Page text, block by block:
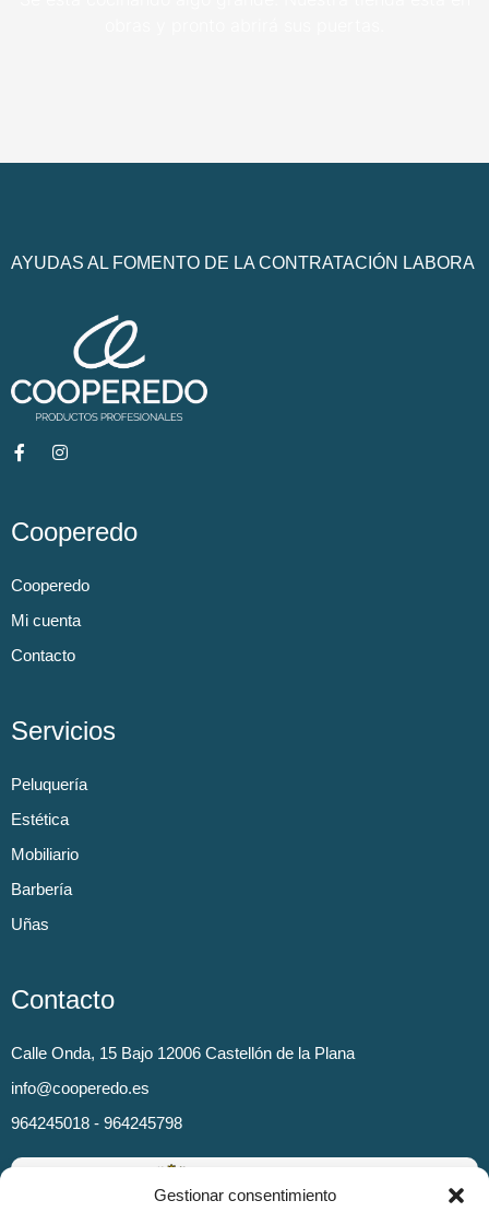
Gestionar consentimiento
AYUDAS AL FOMENTO DE LA CONTRATACIÓN LABORA
Cooperedo
Cooperedo
Mi cuenta
Contacto
Servicios
Peluquería
Estética
Mobiliario
Barbería
Uñas
Contacto
Calle Onda, 15 Bajo 12006 Castellón de la Plana
info@cooperedo.es
964245018 - 964245798